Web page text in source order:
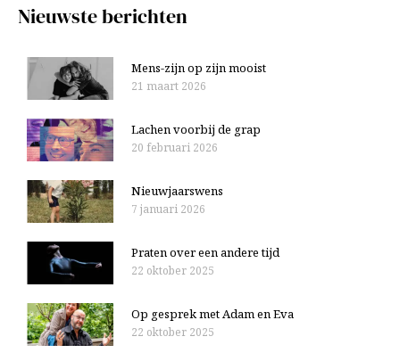
r
Nieuwste berichten
Mens-zijn op zijn mooist
21 maart 2026
Lachen voorbij de grap
20 februari 2026
Nieuwjaarswens
7 januari 2026
Praten over een andere tijd
22 oktober 2025
Op gesprek met Adam en Eva
22 oktober 2025
n